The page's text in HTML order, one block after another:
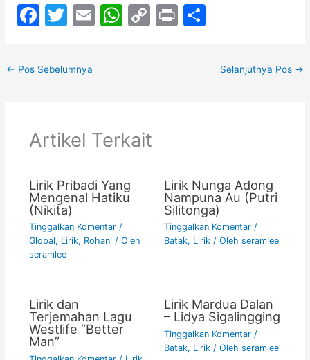
F
c
e
o
T
er
E
W
p
C
k
Pr
ar
← Pos Sebelumnya Selanjutnya Pos →
Artikel Terkait
Lirik Pribadi Yang
Mengenal Hatiku
(Nikita)
Tinggalkan Komentar /
Global, Lirik, Rohani/ Oleh
seramlee
Lirik Nunga Adong
Nampuna Au (Putri
Silitonga)
Tinggalkan Komentar /
Batak, Lirik/ Oleh seramlee
Lirik dan
Terjemahan Lagu
Westlife “Better
Man”
Lirik Mardua Dalan
– Lidya Sigalingging
Tinggalkan Komentar /
Batak, Lirik/ Oleh seramlee